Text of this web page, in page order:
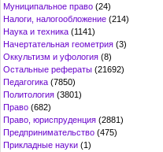
Муниципальное право (24)
Налоги, налогообложение (214)
Наука и техника (1141)
Начертательная геометрия (3)
Оккультизм и уфология (8)
Остальные рефераты (21692)
Педагогика (7850)
Политология (3801)
Право (682)
Право, юриспруденция (2881)
Предпринимательство (475)
Прикладные науки (1)